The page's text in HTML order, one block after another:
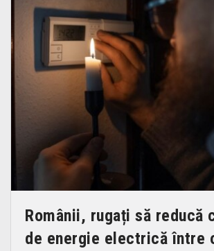
Românii, rugați să reducă
de energie electrică între